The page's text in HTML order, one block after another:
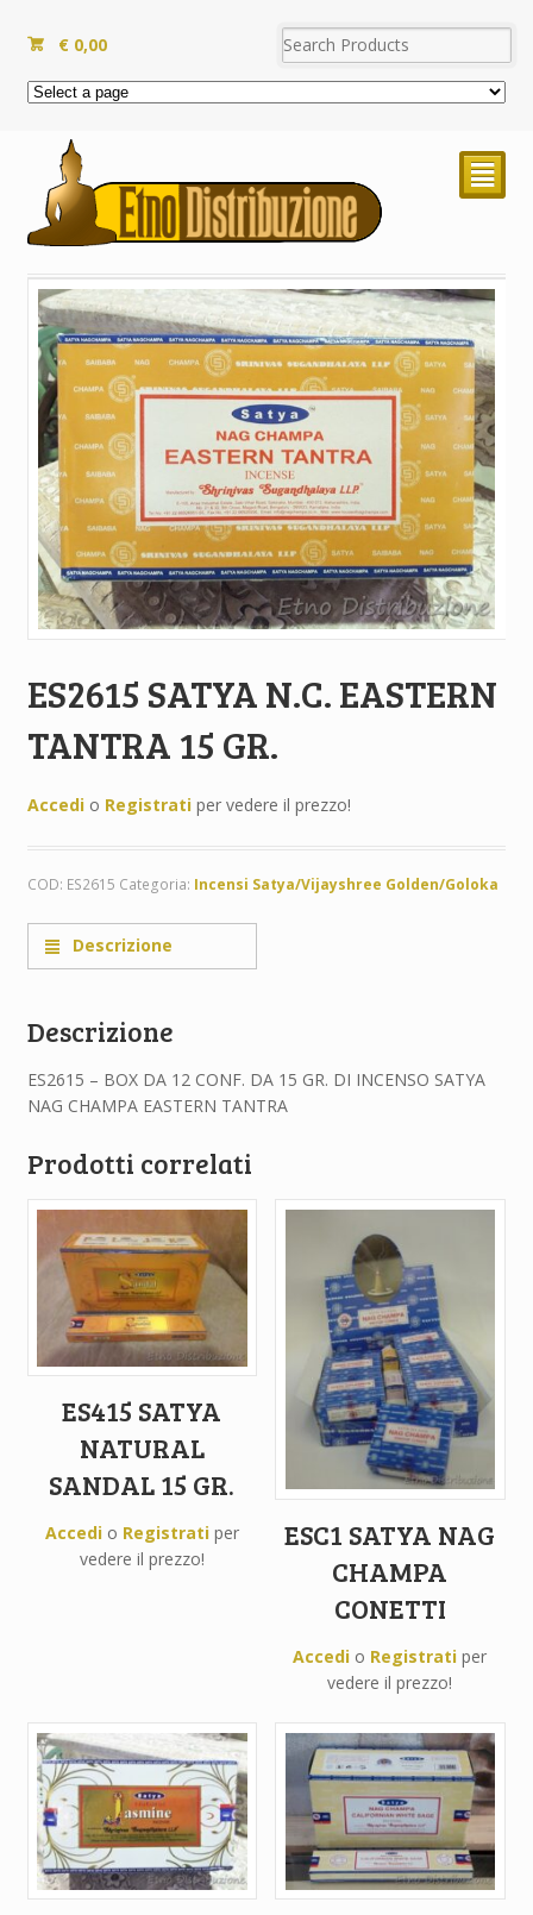
€ 0,00
²
ES2615 SATYA N.C. EASTERN
TANTRA 15 GR.
Accedio Registratiper vedere il prezzo!
COD: ES2615 Categoria: Incensi Satya/Vijayshree Golden/Goloka
Descrizione
Descrizione
ES2615 – BOX DA 12 CONF. DA 15 GR. DI INCENSO SATYA
NAG CHAMPA EASTERN TANTRA
Prodotti correlati
ES415 SATYA
NATURAL
SANDAL 15 GR.
Accedio Registratiper
vedere il prezzo!
ESC1 SATYA NAG
CHAMPA
CONETTI
Accedi o Registrati per
vedere il prezzo!